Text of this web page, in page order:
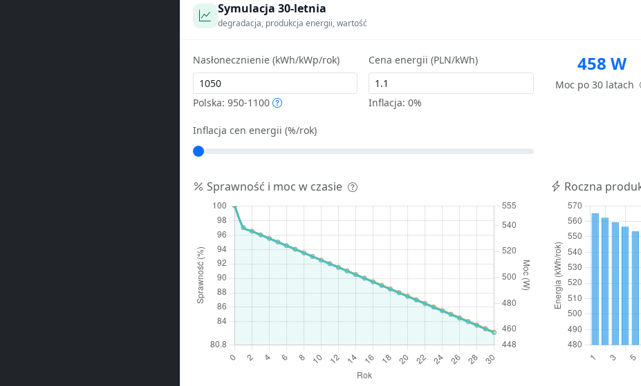
Symulacja 30-letnia
degradacja, produkcja energii, wartość
Nasłonecznienie (kWh/kWp/rok)
Polska: 950-1100
Cena energii (PLN/kWh)
Inflacja:0%
Inflacja cen energii (%/rok)
458 W
Moc po 30 latach
Sprawność i moc w czasie Roczna